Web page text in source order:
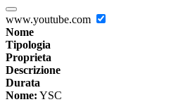
www.youtube.com
Nome
Tipologia
Proprieta
Descrizione
Durata
Nome: YSC